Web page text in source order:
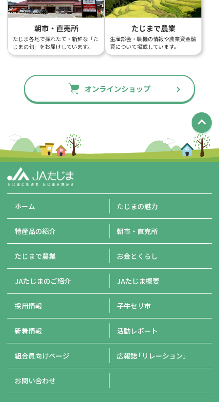
朝市・直売所
たじま各地で採れたて・新鮮な「た
じまの旬」をお届けしています。
たじまで農業
生産部会・農機の情報や農業資金融
資について掲載しています。
オンラインショップ
ホーム たじまの魅力
特産品の紹介 朝市・直売所
たじまで農業 お金とくらし
JAたじまのご紹介 JAたじま概要
採用情報 子牛セリ市
新着情報 活動レポート
組合員向けページ 広報誌「リレーション」
お問い合わせ